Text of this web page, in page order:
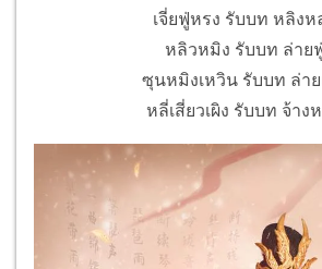
เจี่ยฟู่หรง รับบท หลิงห
หลิวหมิง รับบท ล่าย
ซุนหมิงเหวิน รับบท ล่าย
หลี่เสี่ยวเผิง รับบท จ้าง